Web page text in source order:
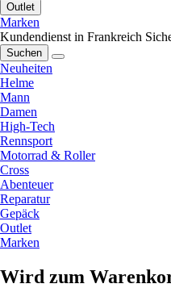
Outlet
Marken
Kundendienst in Frankreich
Suchen
Neuheiten
Helme
Mann
Damen
High-Tech
Rennsport
Motorrad & Roller
Cross
Abenteuer
Reparatur
Gepäck
Outlet
Marken
Wird zum